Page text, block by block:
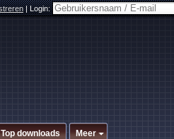
|Login:
Top downloads Meer